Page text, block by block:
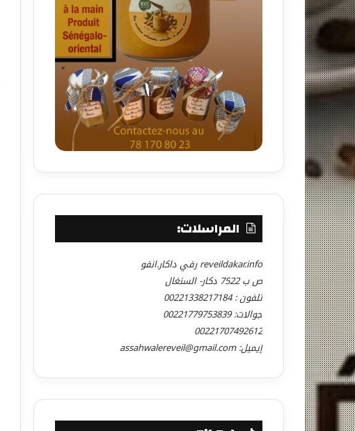
المراسلات:
reveildakar.info رفي داكار.انفو
ص ب 7522 دكار- السنغال
تلفون : 00221338217184
جوالات: 00221779753839
00221707492612
إيميل: assahwalereveil@gmail.com